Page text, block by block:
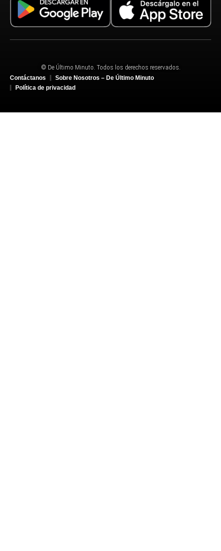
© De Último Minuto. Todos los derechos reservados.
Contáctanos
Sobre Nosotros – De Último Minuto
Política de privacidad